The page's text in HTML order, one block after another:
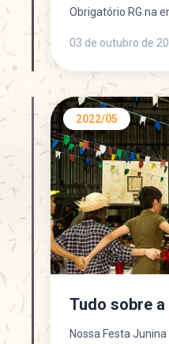
Obrigatório RG na
03 de outubro de
2022/05
Tudo sobre
Nossa Festa